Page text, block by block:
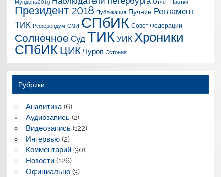
Мундепы2019 Отчет Партии
Президент 2018 Публикация Пучнин Регламент
ТИК Референдум СМИ СПбИК Совет Федерации
Солнечное Суд ТИК УИК Хроники
СПбИК ЦИК Чуров Эстония
Рубрики
Аналитика(6)
Аудиозапись(2)
Видеoзапись(122)
Интервью(2)
Комментарий(30)
Новости(126)
Официально(3)